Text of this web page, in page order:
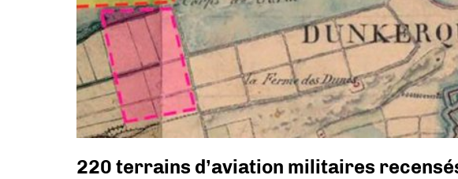
220 terrains d’aviation militaires